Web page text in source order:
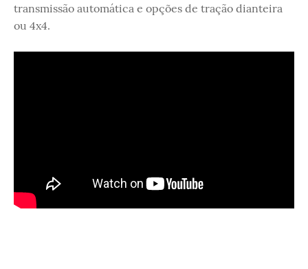
transmissão automática e opções de tração dianteira
ou 4x4.